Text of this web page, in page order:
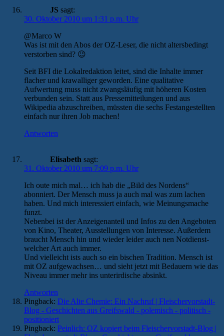
JS sagt:
30. Oktober 2010 um 1:31 p.m. Uhr
@Marco W
Was ist mit den Abos der OZ-Leser, die nicht altersbedingt
verstorben sind? 😉
Seit BFI die Lokalredaktion leitet, sind die Inhalte immer
flacher und krawalliger geworden. Eine qualitative
Aufwertung muss nicht zwangsläufig mit höheren Kosten
verbunden sein. Statt aus Pressemitteilungen und aus
Wikipedia abzuschreiben, müssten die sechs Festangestellten
einfach nur ihren Job machen!
Antworten
Elisabeth sagt:
31. Oktober 2010 um 7:09 p.m. Uhr
Ich oute mich mal… ich hab die „Bild des Nordens“
abonniert. Der Mensch muss ja auch mal was zum lachen
haben. Und mich interessiert einfach, wie Meinungsmache
funzt.
Nebenbei ist der Anzeigenanteil und Infos zu den Angeboten
von Kino, Theater, Ausstellungen von Interesse. Außerdem
braucht Mensch hin und wieder leider auch nen Notdienst-
welcher Art auch immer.
Und vielleicht ists auch so ein bischen Tradition. Mensch ist
mit OZ aufgewachsen… und sieht jetzt mit Bedauern wie das
Niveau immer mehr ins unterirdische absinkt.
Antworten
Pingback: Die Alte Chemie: Ein Nachruf | Fleischervorstadt-
Blog - Geschichten aus Greifswald - polemisch - politisch -
positioniert
Pingback: Peinlich: OZ kopiert beim Fleischervorstadt-Blog |